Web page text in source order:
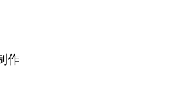
作